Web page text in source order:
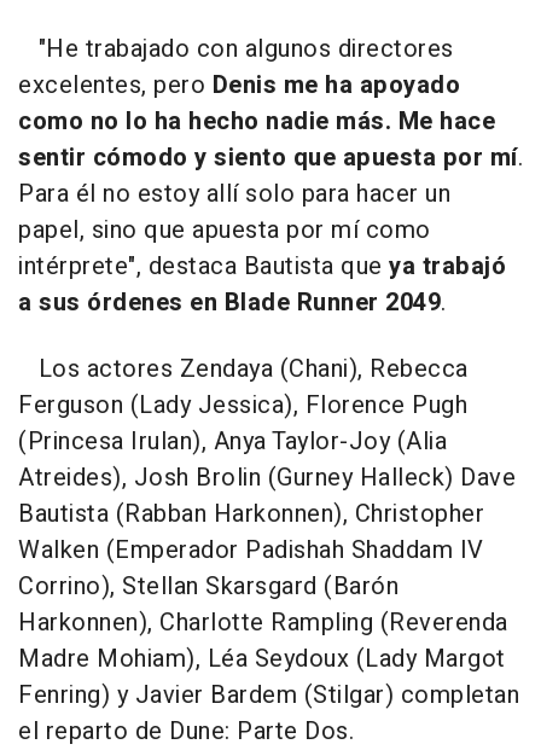
"He trabajado con algunos directores
excelentes, pero Denis me ha apoyado
como no lo ha hecho nadie más. Me hace
sentir cómodo y siento que apuesta por mí.
Para él no estoy allí solo para hacer un
papel, sino que apuesta por mí como
intérprete", destaca Bautista que ya trabajó
a sus órdenes en Blade Runner 2049.
Los actores Zendaya (Chani), Rebecca
Ferguson (Lady Jessica), Florence Pugh
(Princesa Irulan), Anya Taylor-Joy (Alia
Atreides), Josh Brolin (Gurney Halleck) Dave
Bautista (Rabban Harkonnen), Christopher
Walken (Emperador Padishah Shaddam IV
Corrino), Stellan Skarsgard (Barón
Harkonnen), Charlotte Rampling (Reverenda
Madre Mohiam), Léa Seydoux (Lady Margot
Fenring) y Javier Bardem (Stilgar) completan
el reparto de Dune: Parte Dos.